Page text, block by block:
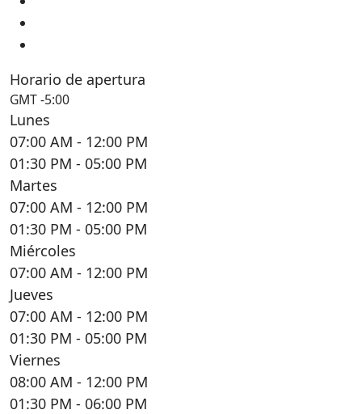
Horario de apertura
GMT -5:00
Lunes
07:00 AM - 12:00 PM
01:30 PM - 05:00 PM
Martes
07:00 AM - 12:00 PM
01:30 PM - 05:00 PM
Miércoles
07:00 AM - 12:00 PM
Jueves
07:00 AM - 12:00 PM
01:30 PM - 05:00 PM
Viernes
08:00 AM - 12:00 PM
01:30 PM - 06:00 PM